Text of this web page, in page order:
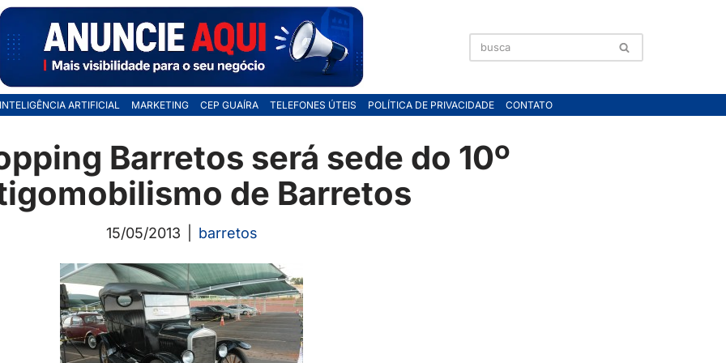
INTELIGÊNCIA ARTIFICIAL MARKETING CEP GUAÍRA TELEFONES ÚTEIS POLÍTICA DE PRIVACIDADE CONTATO
Barretos será sede do 10º
de Barretos
15/05/2013 barretos